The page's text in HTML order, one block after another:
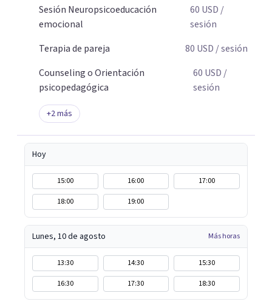
integral.Sesión Neuropsicoeducación
emocional
60 USD /
sesión
Terapia de pareja
80 USD / sesión
Counseling o Orientación
psicopedagógica
60 USD /
sesión
+2más
Hoy
15:00 16:00
17:00
18:00
19:00
Lunes, 10 de agosto Más horas
13:30 14:30
15:30
16:30
17:30 18:30